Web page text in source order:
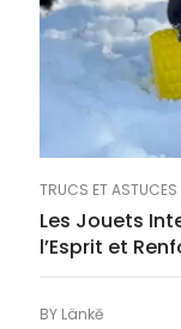
TRUCS ET ASTUCES
Les Jouets
l’Esprit et
BY Länkē